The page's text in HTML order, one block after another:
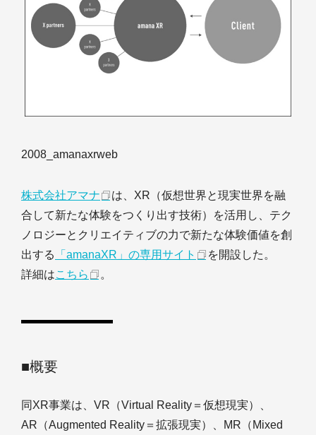
2008_amanaxrweb
株式会社アマナ
は、XR（仮想世界と現実世界を融
合して新たな体験をつくり出す技術）を活用し、テク
ノロジーとクリエイティブの力で新たな体験価値を創
出する
「amanaXR」の専用サイト
を開設した。
詳細はこちら 。
■概要
同XR事業は、VR（Virtual Reality＝仮想現実）、
AR（Augmented Reality＝拡張現実）、MR（Mixed